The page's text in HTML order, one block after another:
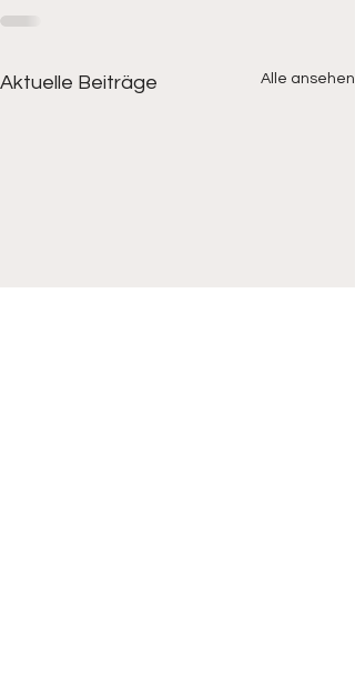
Aktuelle Beiträge Alle ansehen